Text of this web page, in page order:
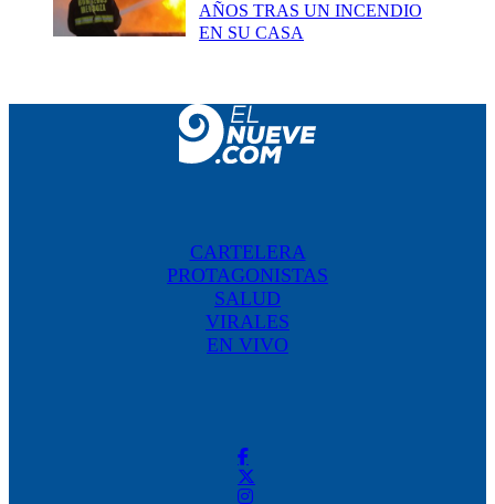
AÑOS TRAS UN INCENDIO
EN SU CASA
CARTELERA
PROTAGONISTAS
SALUD
VIRALES
EN VIVO